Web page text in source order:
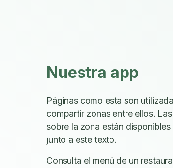
Nuestra app
Páginas como esta son
compartir zonas entre ellos.
sobre la zona están
junto a este texto.
Consulta el menú de un